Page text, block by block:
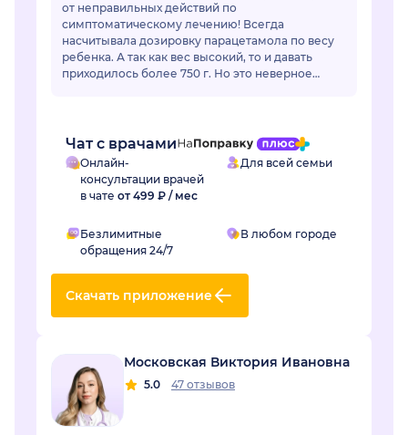
от неправильных действий по
симптоматическому лечению! Всегда
насчитывала дозировку парацетамола по весу
ребенка. А так как вес высокий, то и давать
приходилось более 750 г. Но это неверное
Чат с врачами
Онлайн-
консультации врачей
в чате от 499 ₽ / мес
Для всей семьи
Безлимитные
обращения 24/7
В любом городе
Скачать приложение
Московская Виктория Ивановна
5.0 47 отзывов